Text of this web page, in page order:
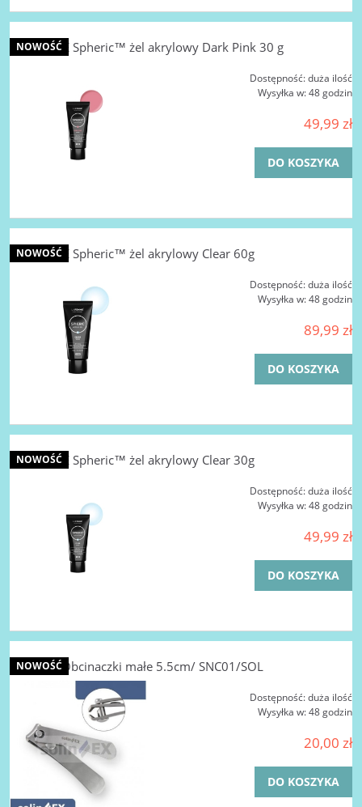
LA FEMME Spheric™ żel akrylowy Dark Pink 30 g
Dostępność:duża ilość
Wysyłka w:48 godzin
49,99 zł
DO KOSZYKA
NOWOŚĆ
LA FEMME Spheric™ żel akrylowy Clear 60g
Dostępność:duża ilość
Wysyłka w:48 godzin
89,99 zł
DO KOSZYKA
NOWOŚĆ
LA FEMME Spheric™ żel akrylowy Clear 30g
Dostępność:duża ilość
Wysyłka w:48 godzin
49,99 zł
DO KOSZYKA
NOWOŚĆ
SOLINEX Obcinaczki małe 5.5cm/ SNC01/SOL
Dostępność:duża ilość
Wysyłka w:48 godzin
20,00 zł
DO KOSZYKA
NOWOŚĆ